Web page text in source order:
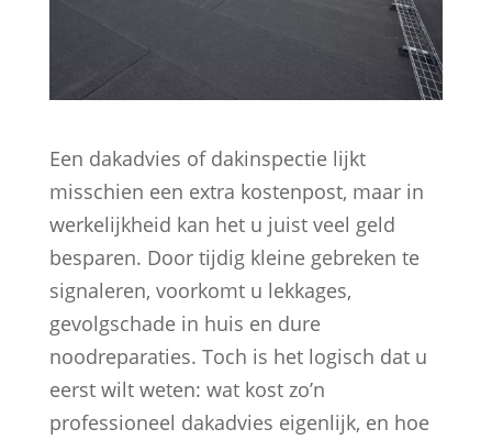
Een dakadvies of dakinspectie lijkt
misschien een extra kostenpost, maar in
werkelijkheid kan het u juist veel geld
besparen. Door tijdig kleine gebreken te
signaleren, voorkomt u lekkages,
gevolgschade in huis en dure
noodreparaties. Toch is het logisch dat u
eerst wilt weten: wat kost zo’n
professioneel dakadvies eigenlijk, en hoe